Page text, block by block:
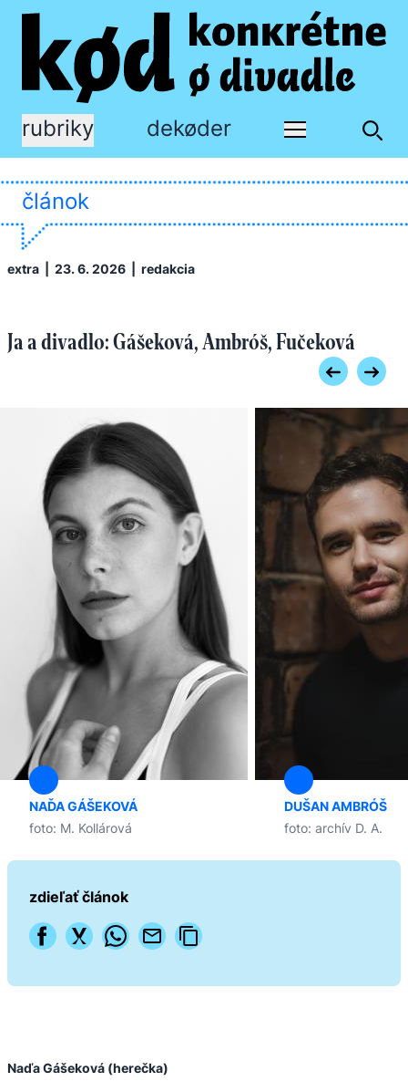
rubriky dekøder
článok
extra | 23. 6. 2026 | redakcia
Ja a divadlo: Gášeková, Ambróš, Fučeková
NAĎA GÁŠEKOVÁ
foto: M. Kollárová
DUŠAN AMBRÓŠ
foto: archív D. A.
zdieľať článok
Naďa Gášeková (herečka)